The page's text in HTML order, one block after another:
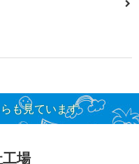
も見ています
場